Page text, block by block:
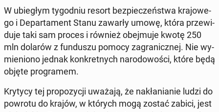
W ubie­głym ty­go­dniu resort bez­pie­czeń­stwa kra­jo­we­
go i De­par­ta­ment Stanu zawarły umowę, która prze­wi­
du­je taki sam proces i również obej­mu­je kwotę 250
mln dolarów z fun­du­szu pomocy za­gra­nicz­nej. Nie wy­
mie­nio­no jednak kon­kret­nych na­ro­do­wo­ści, które będą
objęte pro­gra­mem.
Krytycy tej pro­po­zy­cji uważają, że na­kła­nia­nie ludzi do
powrotu do krajów, w których mogą zostać zabici, jest